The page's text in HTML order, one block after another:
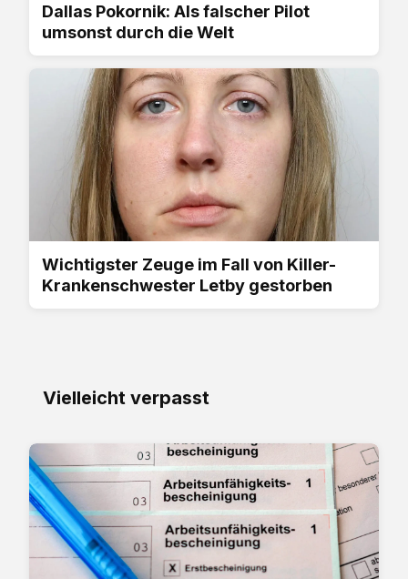
Dallas Pokornik: Als falscher Pilot
umsonst durch die Welt
Wichtigster Zeuge im Fall von Killer-
Krankenschwester Letby gestorben
Vielleicht verpasst